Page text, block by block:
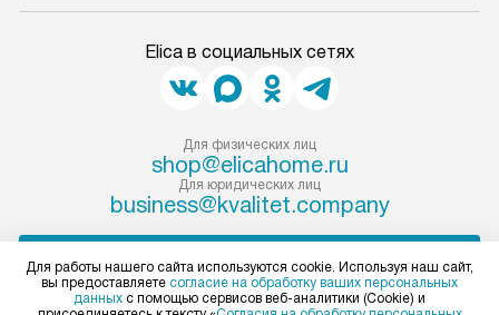
дополнительная плата. Важно
прибора не позволяют ему пройти
через дверной проем, сотрудники
демонтировать дверцы, ручки или
другие выступающие элементы, так
как это может привести к отказу
сможете переместить прибор
в нужное место, учитывая размеры
слива.
подключение к
В стандартную
не включаются:
Elica в социальных сетях
Для физических лиц
shop@elicahome.ru
Для юридических лиц
business@kvalitet.company
Для работы нашего сайта используются cookie. Используя наш сайт,
вы предоставляете согласие на обработку ваших персональных
данных с помощью сервисов веб-аналитики (Cookie) и